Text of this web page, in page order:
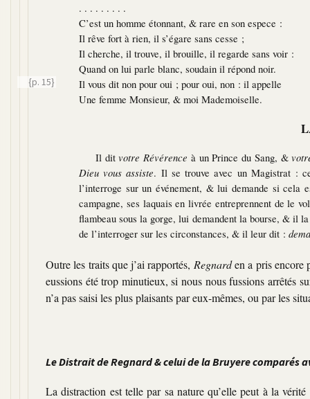
. . . . . . . . .
C’est un homme étonnant, & rare en son espece :
Il rêve fort à rien, il s’égare sans cesse ;
Il cherche, il trouve, il brouille, il regarde sans voir :
Quand on lui parle blanc, soudain il répond noir.
{p. 15}
Il vous dit non pour oui ; pour oui, non : il appelle
Une femme Monsieur, & moi Mademoiselle.
Il ditvotre Révérence à un Prince du Sang, &
Dieu vous assiste. Il se trouve avec un Magistrat :
l’interroge sur un événement, & lui demande si
campagne, ses laquais en livrée entreprennent de le
flambeau sous la gorge, lui demandent la bourse, & il
de l’interroger sur les circonstances, & il leur dit :
Outre les traits que j’ai rapportés, Regnarden a pris encore
eussions été trop minutieux, si nous nous fussions arrêtés
n’a pas saisi les plus plaisants par eux-mêmes, ou par les
Le Distrait de Regnard & celui de la Bruyere comparés
La distraction est telle par sa nature qu’elle peut à la